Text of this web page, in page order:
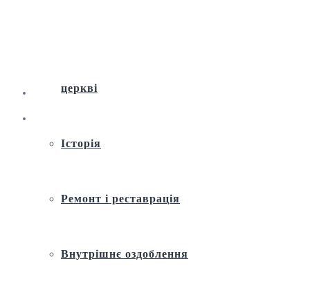
церкві
Історія
Ремонт і реставрація
Внутрішнє оздоблення